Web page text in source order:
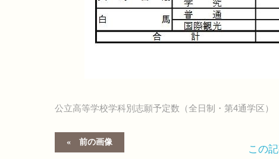
公立高等学校学科別志願予定数（全日制・第4通学区）
前の画像
この